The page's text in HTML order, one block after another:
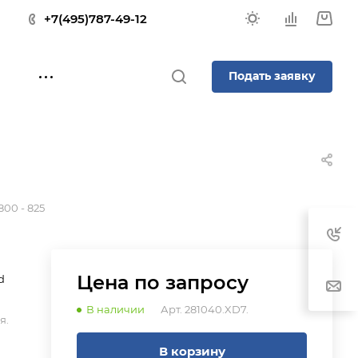
+7(495)787-49-12
Подать заявку
- 825
Цена по запросу
В наличии Арт. 281040.XD7.
В корзину